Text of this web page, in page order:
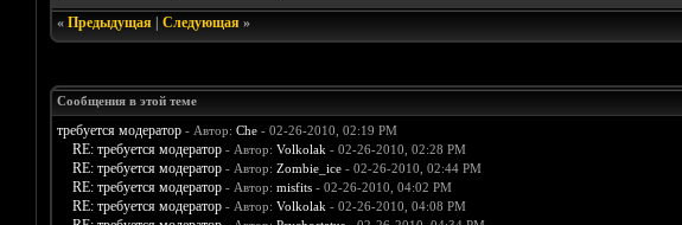
« Предыдущая| Следующая»
Сообщения в этой теме
требуется модератор - Автор: Che- 02-26-2010, 02:19 PM
RE: требуется модератор - Автор: Volkolak - 02-26-2010, 02:28 PM
RE: требуется модератор - Автор: Zombie_ice- 02-26-2010, 02:44 PM
RE: требуется модератор - Автор: misfits- 02-26-2010, 04:02 PM
RE: требуется модератор - Автор: Volkolak - 02-26-2010, 04:08 PM